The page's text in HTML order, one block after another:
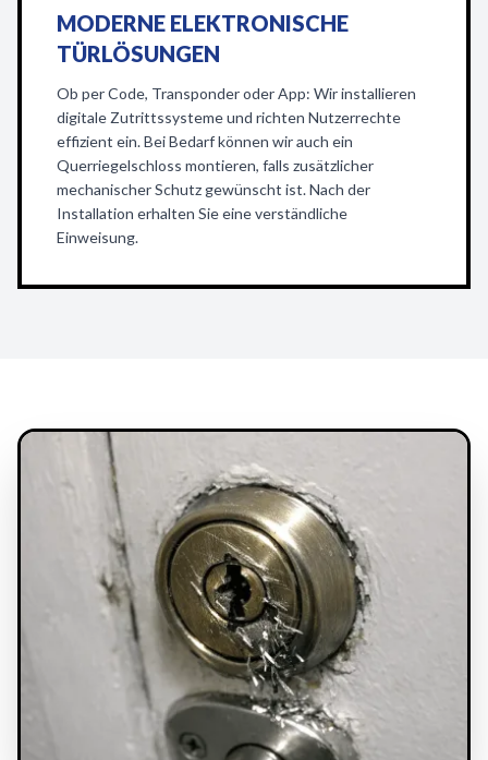
MODERNE ELEKTRONISCHE
TÜRLÖSUNGEN
Ob per Code, Transponder oder App: Wir installieren
digitale Zutrittssysteme und richten Nutzerrechte
effizient ein. Bei Bedarf können wir auch ein
Querriegelschloss montieren, falls zusätzlicher
mechanischer Schutz gewünscht ist. Nach der
Installation erhalten Sie eine verständliche
Einweisung.